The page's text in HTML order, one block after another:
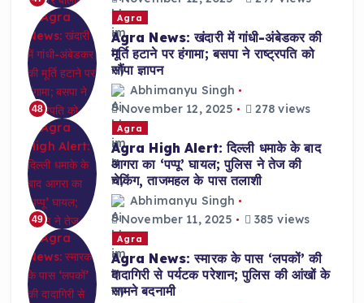
48
Agra
Agra News: खंदारी में गांधी-अंबेडकर की
मूर्ति हटाने पर हंगामा; बसपा ने राष्ट्रपति को
सौंपा ज्ञापन
Abhimanyu Singh
November 12, 2025
278 views
49
Agra
Agra High Alert: दिल्ली धमाके के बाद
आगरा का ‘पप्पू’ घायल; पुलिस ने तेज की
चेकिंग, ताजमहल के पास तलाशी
Abhimanyu Singh
November 11, 2025
385 views
Agra
Agra News: स्मारक के पास ‘लपकों’ की
दादागिरी से पर्यटक परेशान; पुलिस की आंखों के
सामने बदनामी